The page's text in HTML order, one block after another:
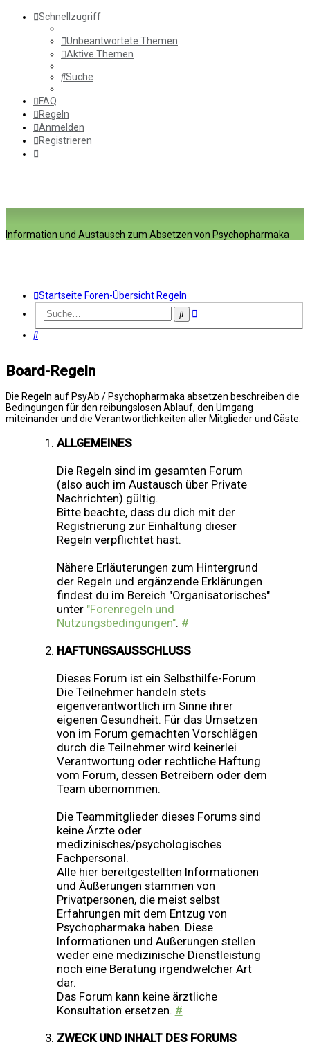
Schnellzugriff
Unbeantwortete Themen
Aktive Themen
Suche
FAQ
Regeln
Anmelden
Registrieren
Information und Austausch zum Absetzen von Psychopharmaka
Startseite Foren-Übersicht Regeln
SucheErweiterte
Suche
Board-Regeln
Die Regeln auf PsyAb / Psychopharmaka absetzen beschreiben die
Bedingungen für den reibungslosen Ablauf, den Umgang
miteinander und die Verantwortlichkeiten aller Mitglieder und Gäste.
ALLGEMEINES
Die Regeln sind im gesamten Forum
(also auch im Austausch über Private
Nachrichten) gültig.
Bitte beachte, dass du dich mit der
Registrierung zur Einhaltung dieser
Regeln verpflichtet hast.
Nähere Erläuterungen zum Hintergrund
der Regeln und ergänzende Erklärungen
findest du im Bereich "Organisatorisches"
unter "Forenregeln und
Nutzungsbedingungen". #
HAFTUNGSAUSSCHLUSS
Dieses Forum ist ein Selbsthilfe-Forum.
Die Teilnehmer handeln stets
eigenverantwortlich im Sinne ihrer
eigenen Gesundheit. Für das Umsetzen
von im Forum gemachten Vorschlägen
durch die Teilnehmer wird keinerlei
Verantwortung oder rechtliche Haftung
vom Forum, dessen Betreibern oder dem
Team übernommen.
Die Teammitglieder dieses Forums sind
keine Ärzte oder
medizinisches/psychologisches
Fachpersonal.
Alle hier bereitgestellten Informationen
und Äußerungen stammen von
Privatpersonen, die meist selbst
Erfahrungen mit dem Entzug von
Psychopharmaka haben. Diese
Informationen und Äußerungen stellen
weder eine medizinische Dienstleistung
noch eine Beratung irgendwelcher Art
dar.
Das Forum kann keine ärztliche
Konsultation ersetzen. #
ZWECK UND INHALT DES FORUMS